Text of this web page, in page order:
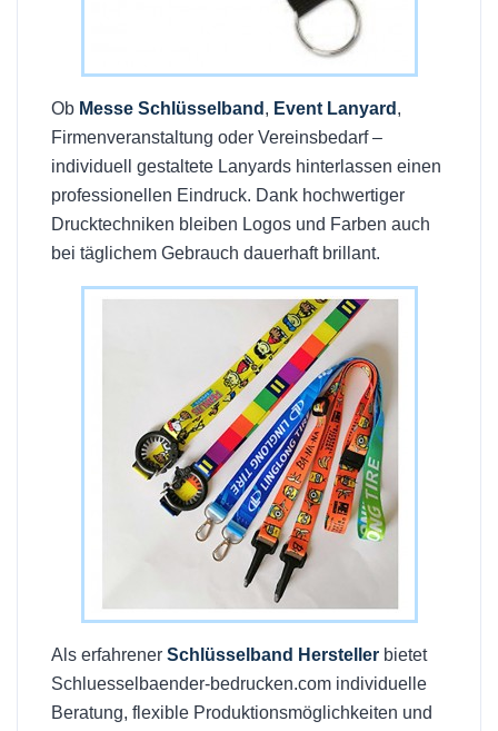
Ob Messe Schlüsselband , Event Lanyard ,
Firmenveranstaltung oder Vereinsbedarf –
individuell gestaltete Lanyards hinterlassen einen
professionellen Eindruck. Dank hochwertiger
Drucktechniken bleiben Logos und Farben auch
bei täglichem Gebrauch dauerhaft brillant.
Als erfahrener Schlüsselband Hersteller bietet
Schluesselbaender-bedrucken.com individuelle
Beratung, flexible Produktionsmöglichkeiten und